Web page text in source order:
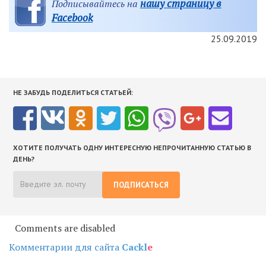
Подписывайтесь на нашу страницу в
Facebook
25.09.2019
НЕ ЗАБУДЬ ПОДЕЛИТЬСЯ СТАТЬЕЙ:
ХОТИТЕ ПОЛУЧАТЬ ОДНУ ИНТЕРЕСНУЮ НЕПРОЧИТАННУЮ СТАТЬЮ В
ДЕНЬ?
ПОДПИСАТЬСЯ
Comments are disabled
Комментарии для сайта Cackle